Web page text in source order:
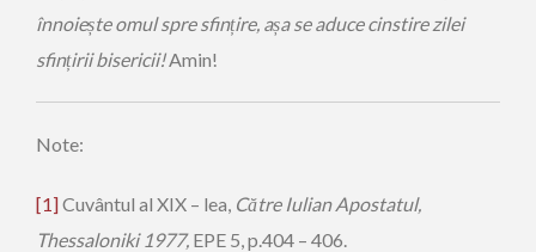
înnoiește omul spre sfințire, așa se aduce cinstire zilei
sfințirii bisericii!Amin!
Note:
[1]Cuvântul al XIX – lea, Către Iulian Apostatul,
Thessaloniki 1977, EPE 5, p.404 – 406.